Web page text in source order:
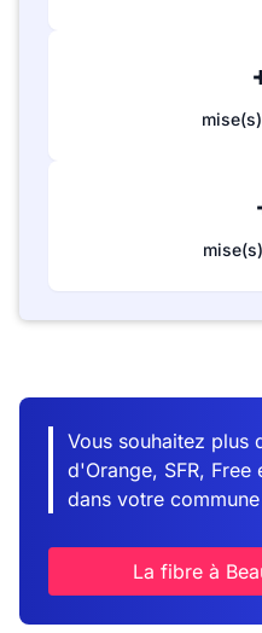
Vous souhaitez plus
d'Orange, SFR, Free
dans votre
La fibre à